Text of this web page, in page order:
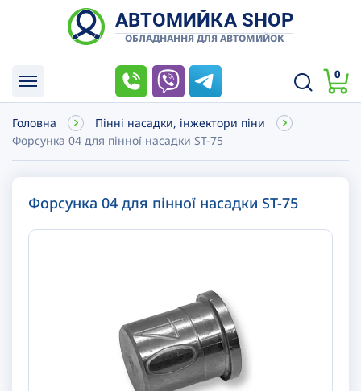
АВТОМИЙКА SHOP
ОБЛАДНАННЯ ДЛЯ АВТОМИЙОК
0
Головна
Пінні насадки, інжектори піни
Форсунка 04 для пінної насадки ST-75
Форсунка 04 для пінної насадки ST-75